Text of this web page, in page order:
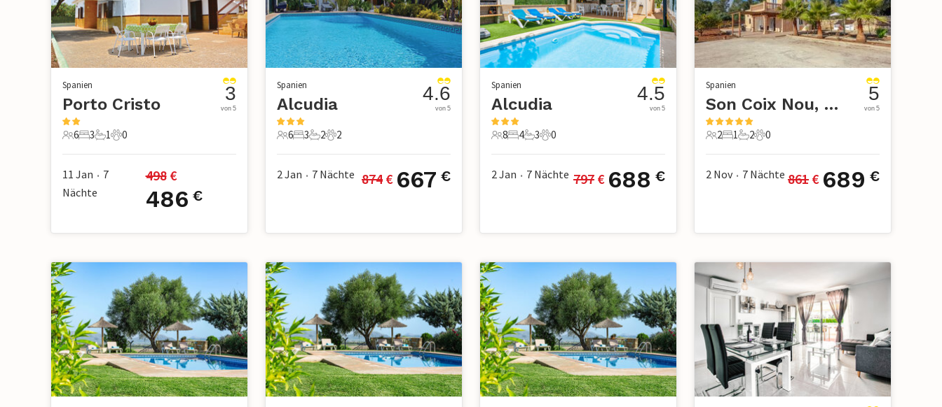
Spanien
Porto Cristo
6 Gäste
6
3 Schlafzimmer
3
1 Badezimmer
1
0 Haustiere
0
3
von 5
11 Jan • 7
Nächte
498 €
486 €
Spanien
Alcudia
6 Gäste
6
3 Schlafzimmer
3
2 Badezimmer
2
2 Haustiere
2
4.6
von 5
2 Jan • 7 Nächte 874 € 667 €
Spanien
Alcudia
8 Gäste
8
4 Schlafzimmer
4
3 Badezimmer
3
0 Haustiere
0
4.5
von 5
2 Jan • 7 Nächte 797 € 688 €
Spanien
Son Coix Nou, Porreres
2 Gäste
2
1 Schlafzimmer
1
2 Badezimmer
2
0 Haustiere
0
5
von 5
2 Nov • 7 Nächte 861 € 689 €